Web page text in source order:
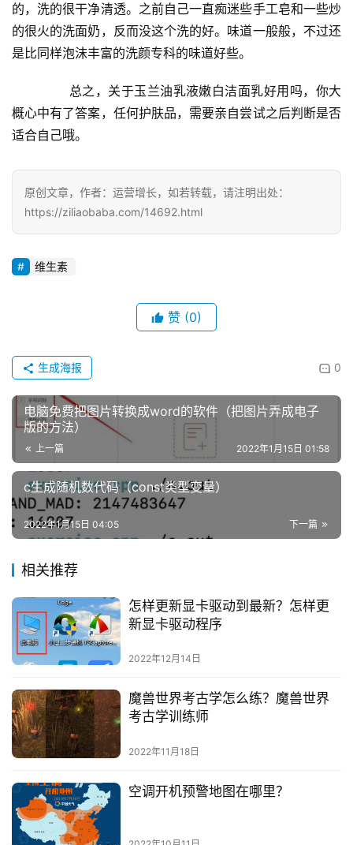
稿
每
日
诗
的，洗的很干净清透。之前自己一直痴迷些手工皂和一些炒
的很火的洗面奶，反而没这个洗的好。味道一般般，不过还
是比同样泡沫丰富的洗颜专科的味道好些。
概心中有了答案，任何护肤品，需要亲自尝试之后判断是否
适合自己哦。
原创文章，作者：运营增长，如若转载，请注明出处：
https://ziliaobaba.com/14692.html
维生素
赞 (0)
0
生成海报
电脑免费把图片转换成word的软件（把图片弄成电子
版的方法）
上一篇 2022年1月15日 01:58
c生成随机数代码（const类型变量）
下一篇
2022年1月15日 04:05
相关推荐
怎样更新显卡驱动到最新？怎样更
新显卡驱动程序
2022年12月14日
魔兽世界考古学怎么练？魔兽世界
考古学训练师
2022年11月18日
空调开机预警地图在哪里？